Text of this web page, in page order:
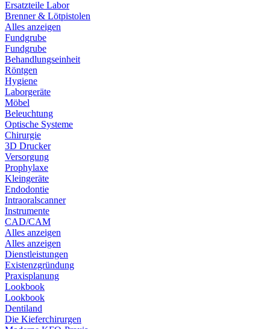
Ersatzteile Labor
Brenner & Lötpistolen
Alles anzeigen
Fundgrube
Fundgrube
Behandlungseinheit
Röntgen
Hygiene
Laborgeräte
Möbel
Beleuchtung
Optische Systeme
Chirurgie
3D Drucker
Versorgung
Prophylaxe
Kleingeräte
Endodontie
Intraoralscanner
Instrumente
CAD/CAM
Alles anzeigen
Alles anzeigen
Dienstleistungen
Existenzgründung
Praxisplanung
Lookbook
Lookbook
Dentiland
Die Kieferchirurgen